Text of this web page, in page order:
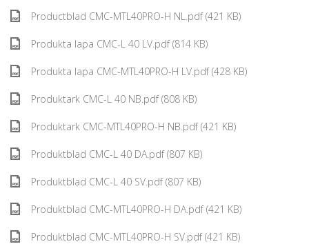
Productblad CMC-MTL40PRO-H NL.pdf (421 KB)
Produkta lapa CMC-L 40 LV.pdf (814 KB)
Produkta lapa CMC-MTL40PRO-H LV.pdf (428 KB)
Produktark CMC-L 40 NB.pdf (808 KB)
Produktark CMC-MTL40PRO-H NB.pdf (421 KB)
Produktblad CMC-L 40 DA.pdf (807 KB)
Produktblad CMC-L 40 SV.pdf (807 KB)
Produktblad CMC-MTL40PRO-H DA.pdf (421 KB)
Produktblad CMC-MTL40PRO-H SV.pdf (421 KB)